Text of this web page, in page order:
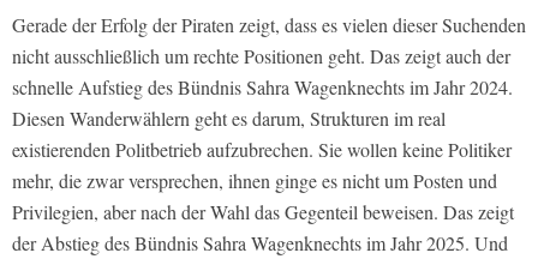
Gerade der Erfolg der Piraten zeigt, dass es vielen dieser Suchenden
nicht ausschließlich um rechte Positionen geht. Das zeigt auch der
schnelle Aufstieg des Bündnis Sahra Wagenknechts im Jahr 2024.
Diesen Wanderwählern geht es darum, Strukturen im real
existierenden Politbetrieb aufzubrechen. Sie wollen keine Politiker
mehr, die zwar versprechen, ihnen ginge es nicht um Posten und
Privilegien, aber nach der Wahl das Gegenteil beweisen. Das zeigt
der Abstieg des Bündnis Sahra Wagenknechts im Jahr 2025. Und